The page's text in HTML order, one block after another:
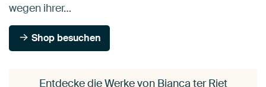
wegen ihrer…
Shop besuchen
Entdecke die Werke von Bianca ter Riet